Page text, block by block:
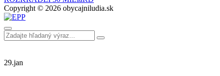
Copyright © 2026 obycajniludia.sk
29.jan